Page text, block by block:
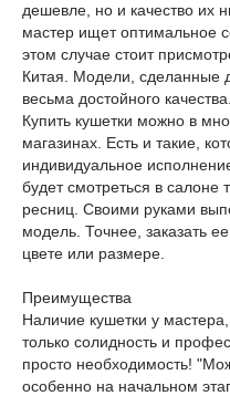
дешевле, но и качество
мастер ищет оптимальное
этом случае стоит
Китая. Модели, сделанные
весьма достойного
Купить кушетки можно в
магазинах. Есть и такие,
индивидуальное
будет смотреться в салоне
ресниц. Своими руками
модель. Точнее, заказать
цвете или размере.
Преимущества
Наличие кушетки у
только солидность и
просто необходимость!
особенно на начальном